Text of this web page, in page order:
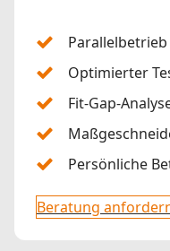
Optimierter
Fit-Gap-
Persönliche
Beratung